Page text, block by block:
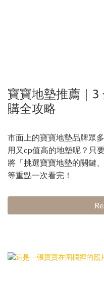
寶寶地墊推薦｜3
購全攻略
市面上的寶寶地墊品牌眾
用又cp值高的地墊呢？只
將「挑選寶寶地墊的關鍵
等重點一次看完！